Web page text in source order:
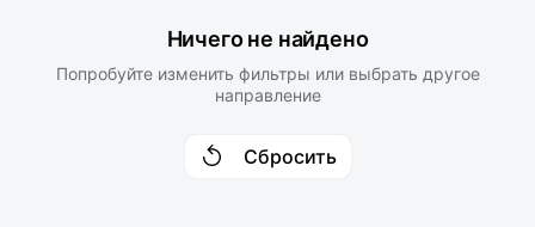
Ничего не найдено
Попробуйте изменить фильтры или выбрать другое
направление
Сбросить